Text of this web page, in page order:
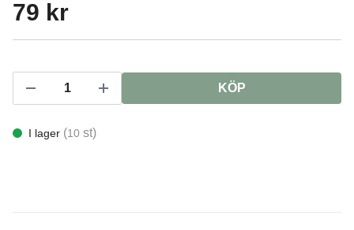
79 kr
KÖP
I lager (10 st)